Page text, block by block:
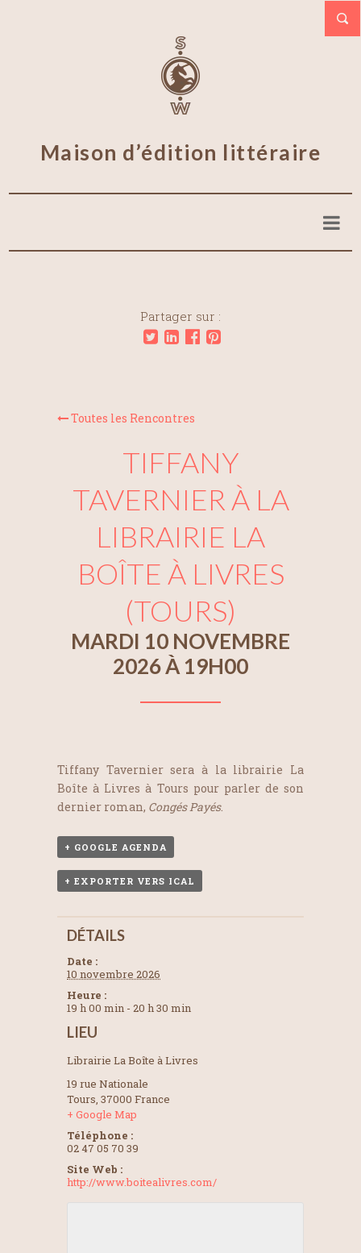
Maison d’édition littéraire
Partager sur :
Toutes les Rencontres
TIFFANY
TAVERNIER À LA
LIBRAIRIE LA
BOÎTE À LIVRES
(TOURS)
MARDI 10 NOVEMBRE
2026 À 19H00
Tiffany Tavernier sera à la librairie La
Boîte à Livres à Tours pour parler de son
dernier roman, Congés Payés.
+ GOOGLE AGENDA
+ EXPORTER VERS ICAL
DÉTAILS
Date :
10 novembre 2026
Heure :
19 h 00 min - 20 h 30 min
LIEU
Librairie La Boîte à Livres
19 rue Nationale
Tours, 37000 France
+ Google Map
Téléphone :
02 47 05 70 39
Site Web :
http://www.boitealivres.com/